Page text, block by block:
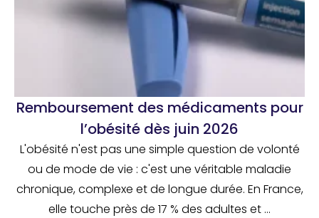
Remboursement des médicaments pour
l’obésité dès juin 2026
L'obésité n'est pas une simple question de volonté
ou de mode de vie : c'est une véritable maladie
chronique, complexe et de longue durée. En France,
elle touche près de 17 % des adultes et ...